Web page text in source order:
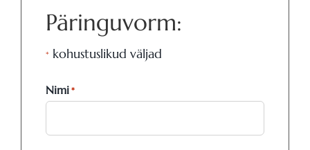
Päringuvorm:
* kohustuslikud väljad
Nimi*